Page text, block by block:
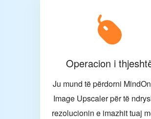
Operacion i
Ju mund të përdorni
Image Upscaler për të
rezolucionin e imazhit tuaj